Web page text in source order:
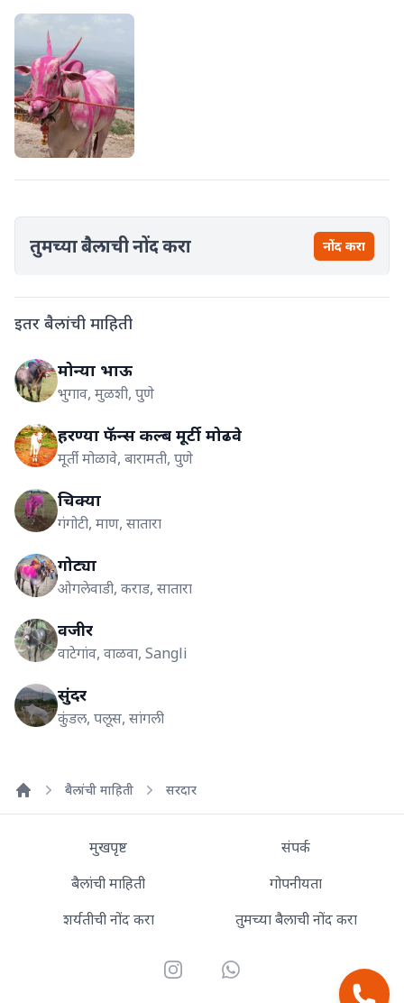
तुमच्या बैलाची नोंद करा नोंद करा
इतर बैलांची माहिती
मोन्या भाऊ
भुगाव, मुळशी, पुणे
हरण्या फॅन्स कल्ब मूर्टी मोढवे
मूर्ती मोळावे, बारामती, पुणे
चिक्या
गंगोटी, माण, सातारा
गोट्या
ओगलेवाडी, कराड, सातारा
वजीर
वाटेगांव, वाळवा, Sangli
सुंदर
कुंडल, पलूस, सांगली
बैलांची माहिती सरदार
मुखपृष्ट
बैलांची माहिती
शर्यतीची नोंद करा
संपर्क
गोपनीयता
तुमच्या बैलाची नोंद करा
InstagramWhatsApp